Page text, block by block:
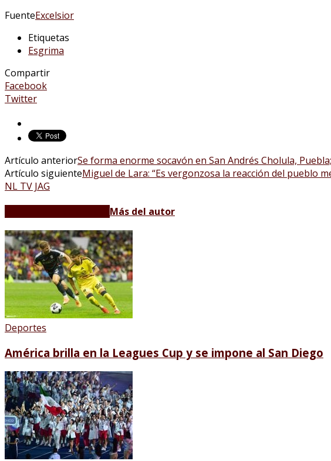
FuenteExcelsior
Etiquetas
Esgrima
Compartir
Facebook
Twitter
Artículo anteriorSe forma enorme socavón en San Andrés Cholula,
Artículo siguienteMiguel de Lara: “Es vergonzosa la reacción del pueblo
NL TV JAG
Más del autor
Deportes
América brilla en la Leagues Cup y se impone al San Diego